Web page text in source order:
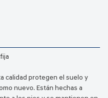
calidad protegen el suelo y
nuevo. Están hechas a